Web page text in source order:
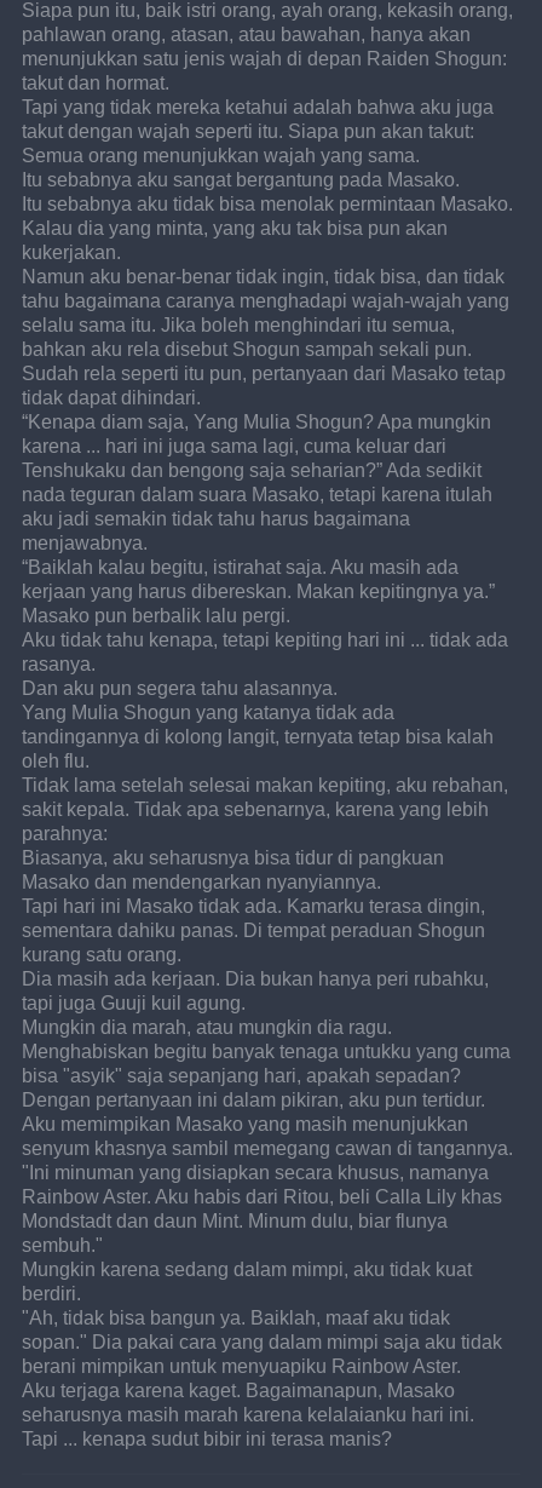
Siapa pun itu, baik istri orang, ayah orang, kekasih orang,
pahlawan orang, atasan, atau bawahan, hanya akan
menunjukkan satu jenis wajah di depan Raiden Shogun:
takut dan hormat.
Tapi yang tidak mereka ketahui adalah bahwa aku juga
takut dengan wajah seperti itu. Siapa pun akan takut:
Semua orang menunjukkan wajah yang sama.
Itu sebabnya aku sangat bergantung pada Masako.
Itu sebabnya aku tidak bisa menolak permintaan Masako.
Kalau dia yang minta, yang aku tak bisa pun akan
kukerjakan.
Namun aku benar-benar tidak ingin, tidak bisa, dan tidak
tahu bagaimana caranya menghadapi wajah-wajah yang
selalu sama itu. Jika boleh menghindari itu semua,
bahkan aku rela disebut Shogun sampah sekali pun.
Sudah rela seperti itu pun, pertanyaan dari Masako tetap
tidak dapat dihindari.
“Kenapa diam saja, Yang Mulia Shogun? Apa mungkin
karena ... hari ini juga sama lagi, cuma keluar dari
Tenshukaku dan bengong saja seharian?” Ada sedikit
nada teguran dalam suara Masako, tetapi karena itulah
aku jadi semakin tidak tahu harus bagaimana
menjawabnya.
“Baiklah kalau begitu, istirahat saja. Aku masih ada
kerjaan yang harus dibereskan. Makan kepitingnya ya.”
Masako pun berbalik lalu pergi.
Aku tidak tahu kenapa, tetapi kepiting hari ini ... tidak ada
rasanya.
Dan aku pun segera tahu alasannya.
Yang Mulia Shogun yang katanya tidak ada
tandingannya di kolong langit, ternyata tetap bisa kalah
oleh flu.
Tidak lama setelah selesai makan kepiting, aku rebahan,
sakit kepala. Tidak apa sebenarnya, karena yang lebih
parahnya:
Biasanya, aku seharusnya bisa tidur di pangkuan
Masako dan mendengarkan nyanyiannya.
Tapi hari ini Masako tidak ada. Kamarku terasa dingin,
sementara dahiku panas. Di tempat peraduan Shogun
kurang satu orang.
Dia masih ada kerjaan. Dia bukan hanya peri rubahku,
tapi juga Guuji kuil agung.
Mungkin dia marah, atau mungkin dia ragu.
Menghabiskan begitu banyak tenaga untukku yang cuma
bisa "asyik" saja sepanjang hari, apakah sepadan?
Dengan pertanyaan ini dalam pikiran, aku pun tertidur.
Aku memimpikan Masako yang masih menunjukkan
senyum khasnya sambil memegang cawan di tangannya.
"Ini minuman yang disiapkan secara khusus, namanya
Rainbow Aster. Aku habis dari Ritou, beli Calla Lily khas
Mondstadt dan daun Mint. Minum dulu, biar flunya
sembuh."
Mungkin karena sedang dalam mimpi, aku tidak kuat
berdiri.
"Ah, tidak bisa bangun ya. Baiklah, maaf aku tidak
sopan." Dia pakai cara yang dalam mimpi saja aku tidak
berani mimpikan untuk menyuapiku Rainbow Aster.
Aku terjaga karena kaget. Bagaimanapun, Masako
seharusnya masih marah karena kelalaianku hari ini.
Tapi ... kenapa sudut bibir ini terasa manis?